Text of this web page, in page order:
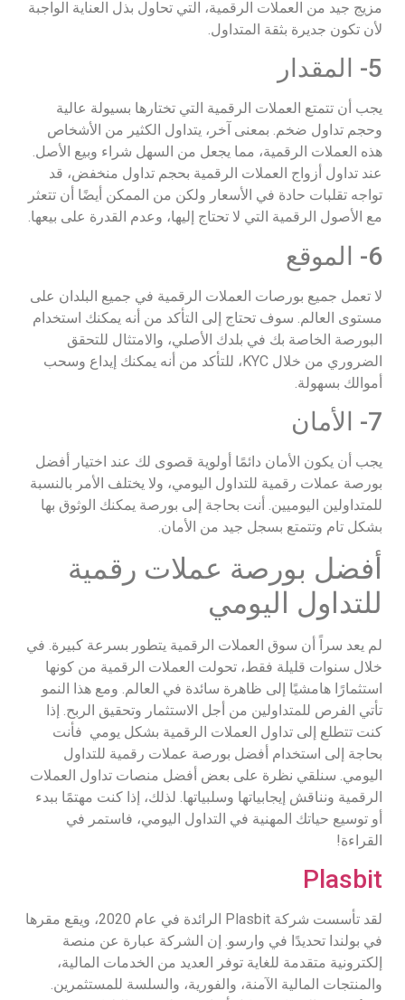
مزيج جيد من العملات الرقمية، التي تحاول بذل العناية الواجبة
لأن تكون جديرة بثقة المتداول.
5- المقدار
يجب أن تتمتع العملات الرقمية التي تختارها بسيولة عالية
وحجم تداول ضخم. بمعنى آخر، يتداول الكثير من الأشخاص
هذه العملات الرقمية، مما يجعل من السهل شراء وبيع الأصل.
عند تداول أزواج العملات الرقمية بحجم تداول منخفض، قد
تواجه تقلبات حادة في الأسعار ولكن من الممكن أيضًا أن تتعثر
مع الأصول الرقمية التي لا تحتاج إليها، وعدم القدرة على بيعها.
6- الموقع
لا تعمل جميع بورصات العملات الرقمية في جميع البلدان على
مستوى العالم. سوف تحتاج إلى التأكد من أنه يمكنك استخدام
البورصة الخاصة بك في بلدك الأصلي، والامتثال للتحقق
الضروري من خلال KYC، للتأكد من أنه يمكنك إيداع وسحب
أموالك بسهولة.
7- الأمان
يجب أن يكون الأمان دائمًا أولوية قصوى لك عند اختيار أفضل
بورصة عملات رقمية للتداول اليومي، ولا يختلف الأمر بالنسبة
للمتداولين اليوميين. أنت بحاجة إلى بورصة يمكنك الوثوق بها
بشكل تام وتتمتع بسجل جيد من الأمان.
أفضل بورصة عملات رقمية
للتداول اليومي
لم يعد سراً أن سوق العملات الرقمية يتطور بسرعة كبيرة. في
خلال سنوات قليلة فقط، تحولت العملات الرقمية من كونها
استثمارًا هامشيًا إلى ظاهرة سائدة في العالم. ومع هذا النمو
تأتي الفرص للمتداولين من أجل الاستثمار وتحقيق الربح. إذا
كنت تتطلع إلى تداول العملات الرقمية بشكل يومي فأنت
بحاجة إلى استخدام أفضل بورصة عملات رقمية للتداول
اليومي. سنلقي نظرة على بعض أفضل منصات تداول العملات
الرقمية ونناقش إيجابياتها وسلبياتها. لذلك، إذا كنت مهتمًا ببدء
أو توسيع حياتك المهنية في التداول اليومي، فاستمر في
القراءة!
Plasbit
لقد تأسست شركة Plasbit الرائدة في عام 2020، ويقع مقرها
في بولندا تحديدًا في وارسو. إن الشركة عبارة عن منصة
إلكترونية متقدمة للغاية توفر العديد من الخدمات المالية،
والمنتجات المالية الآمنة، والفورية، والسلسة للمستثمرين.